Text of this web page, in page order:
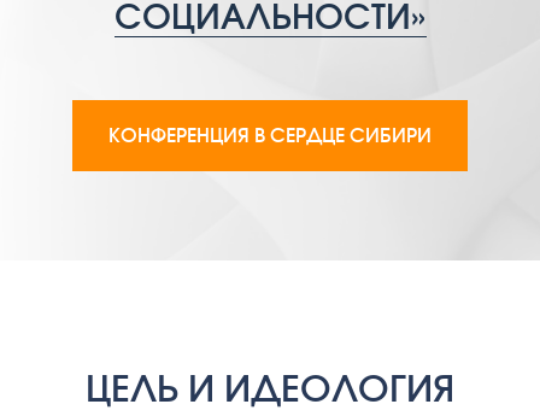
СОЦИАЛЬНОСТИ»
КОНФЕРЕНЦИЯ В СЕРДЦЕ СИБИРИ
ЦЕЛЬ И ИДЕОЛОГИЯ